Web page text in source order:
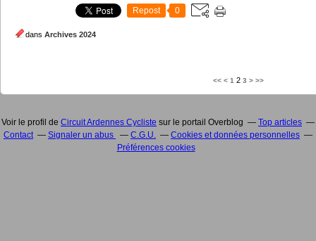
Repost 0
dans Archives 2024
<< < 1 2 3 > >>
Voir le profil de Circuit Ardennes Cycliste sur le portail Overblog
Top articles
Contact
Signaler un abus C.G.U.
Cookies et données personnelles
Préférences cookies